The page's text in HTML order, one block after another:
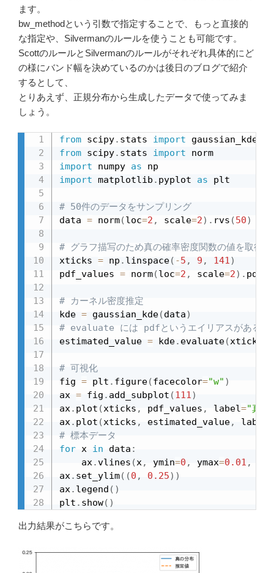
ます。
bw_methodという引数で指定することで、もっと直接的
な指定や、Silvermanのルールを使うことも可能です。
ScottのルールとSilvermanのルールがそれぞれ具体的にど
の様にバンド幅を決めているのかは後日のブログで紹介
するとして、
とりあえず、正規分布から生成したデータで使ってみま
しょう。
from scipy. stats import
from scipy. stats import
import numpy as
import matplotlib . pyplot as plt
# 50件のデータをサンプリング
data = norm(loc=2 , scale=2) . rvs (50)
# グラフ描写のため真の確率密度関数の値を取得
xticks = np . linspace( -5 , 9 , 141)
pdf_values = norm(loc=2 , scale=2) . pdf
# カーネル密度推定
kde = gaussian_kde(data)
# evaluate には pdfというエイリアスがあるの
estimated_value = kde. evaluate(xticks
# 可視化
fig = plt . figure(facecolor="w" )
ax = fig . add_subplot (111)
ax. plot (xticks , pdf_values , label="真の
ax. plot (xticks , estimated_value, label
# 標本データ
for x in data :
    ax
.vlines (x, ymin=0 , ymax=0.01 ,
ax. set_ylim( (0 , 0.25) )
ax. legend ( )
plt . show( )
出力結果がこちらです。